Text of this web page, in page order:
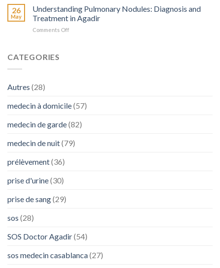
Médecins
en
à
SOS
Médecins
Fonctionnels
Intestinaux
avec
Diarrhée
26
May
Understanding Pulmonary Nodules: Diagnosis and
Treatment in Agadir
Comments Offon
à
CATEGORIES
Autres (28)
medecin à domicile(57)
medecin de garde(82)
medecin de nuit(79)
prélèvement(36)
prise d'urine(30)
prise de sang(29)
sos (28)
SOS Doctor Agadir(54)
sos medecin casablanca(27)